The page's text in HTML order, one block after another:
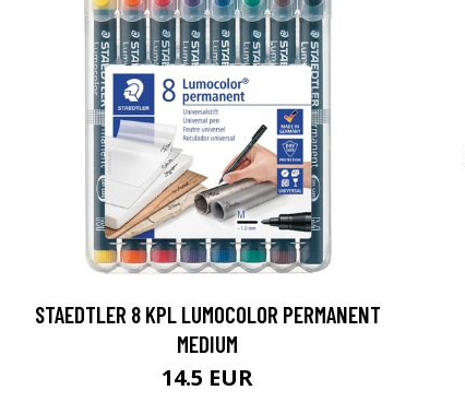
STAEDTLER 8 KPL LUMOCOLOR PERMANENT
MEDIUM
14.5 EUR